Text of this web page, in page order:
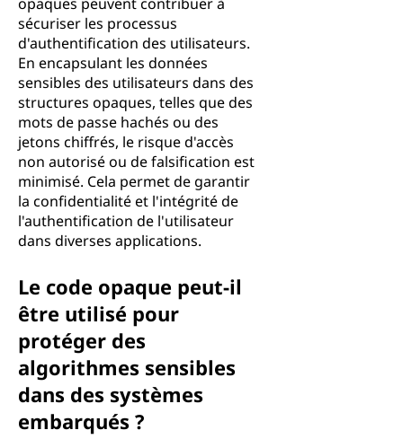
sécuriser les processus
d'authentification des utilisateurs.
En encapsulant les données
sensibles des utilisateurs dans des
structures opaques, telles que des
mots de passe hachés ou des
jetons chiffrés, le risque d'accès
non autorisé ou de falsification est
minimisé. Cela permet de garantir
la confidentialité et l'intégrité de
l'authentification de l'utilisateur
dans diverses applications.
Le code opaque peut-il
être utilisé pour
protéger des
algorithmes sensibles
dans des systèmes
embarqués ?